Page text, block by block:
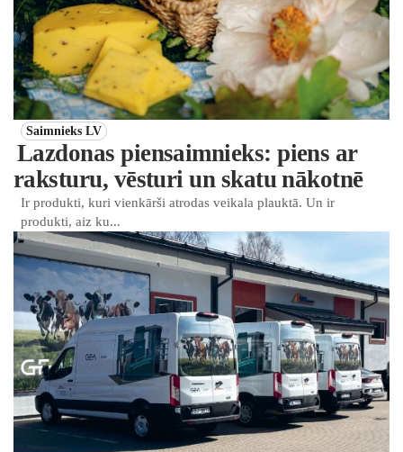
Saimnieks LV
Lazdonas piensaimnieks: piens ar
raksturu, vēsturi un skatu nākotnē
Ir produkti, kuri vienkārši atrodas veikala plauktā. Un ir
produkti, aiz ku...